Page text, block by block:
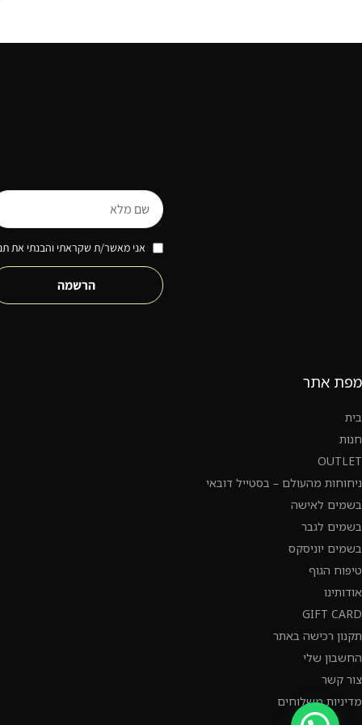
אני מאשר/ת שקראתי והבנתי את
הרשמה
מפת אתר
בית
חנות
OUTLET
ניחוחות מהעולם – בסטייל דובאי
בשמים לאישה
בשמים לגבר
בשמים יוניסקס
טיפוח הגוף
אודותינו
GIFT CARD
תקנון רכישה באתר
החשבון שלי
צור קשר
מדיניות משלוחים